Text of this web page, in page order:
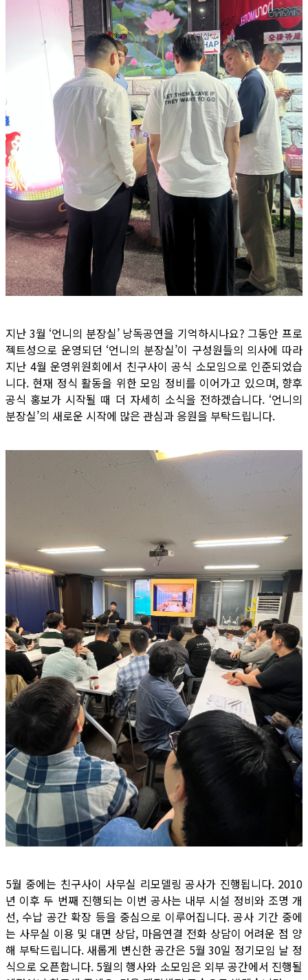
지난 3월 ‘언니의 분장실’ 낭독공연을 기억하시나요? 그동안 프로
젝트성으로 운영되던 ‘언니의 분장실’이 구성원들의 의사에 따라
지난 4월 운영위원회에서 친구사이 공식 소모임으로 인준되었습
니다. 현재 정식 활동을 위한 모임 정비를 이어가고 있으며, 향후
공식 홍보가 시작될 때 더 자세히 소식을 전하겠습니다. ‘언니의
분장실’의 새로운 시작에 많은 관심과 응원을 부탁드립니다.
5월 중에는 친구사이 사무실 리모델링 공사가 진행됩니다. 2010
년 이후 두 번째 진행되는 이번 공사는 내부 시설 정비와 조명 개
선, 수납 공간 확장 등을 중심으로 이루어집니다. 공사 기간 중에
는 사무실 이용 및 대면 상담, 마음연결 전화 상담이 어려운 점 양
해 부탁드립니다. 새롭게 변신한 공간은 5월 30일 정기모임 날 정
식으로 오픈합니다. 5월의 행사와 소모임은 외부 공간에서 진행될